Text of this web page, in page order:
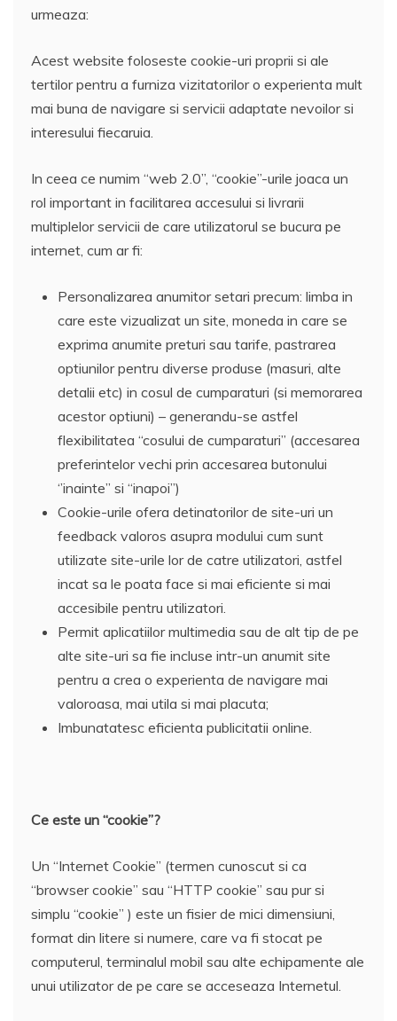
urmeaza:
Acest website foloseste cookie-uri proprii si ale
tertilor pentru a furniza vizitatorilor o experienta mult
mai buna de navigare si servicii adaptate nevoilor si
interesului fiecaruia.
In ceea ce numim “web 2.0”, “cookie”-urile joaca un
rol important in facilitarea accesului si livrarii
multiplelor servicii de care utilizatorul se bucura pe
internet, cum ar fi:
Personalizarea anumitor setari precum: limba in
care este vizualizat un site, moneda in care se
exprima anumite preturi sau tarife, pastrarea
optiunilor pentru diverse produse (masuri, alte
detalii etc) in cosul de cumparaturi (si memorarea
acestor optiuni) – generandu-se astfel
flexibilitatea “cosului de cumparaturi” (accesarea
preferintelor vechi prin accesarea butonului
‘’inainte’’ si “inapoi’’)
Cookie-urile ofera detinatorilor de site-uri un
feedback valoros asupra modului cum sunt
utilizate site-urile lor de catre utilizatori, astfel
incat sa le poata face si mai eficiente si mai
accesibile pentru utilizatori.
Permit aplicatiilor multimedia sau de alt tip de pe
alte site-uri sa fie incluse intr-un anumit site
pentru a crea o experienta de navigare mai
valoroasa, mai utila si mai placuta;
Imbunatatesc eficienta publicitatii online.
Ce este un “cookie”?
Un “Internet Cookie” (termen cunoscut si ca
“browser cookie” sau “HTTP cookie” sau pur si
simplu “cookie” ) este un fisier de mici dimensiuni,
format din litere si numere, care va fi stocat pe
computerul, terminalul mobil sau alte echipamente ale
unui utilizator de pe care se acceseaza Internetul.